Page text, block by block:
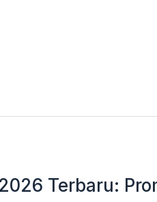
Terbaru: